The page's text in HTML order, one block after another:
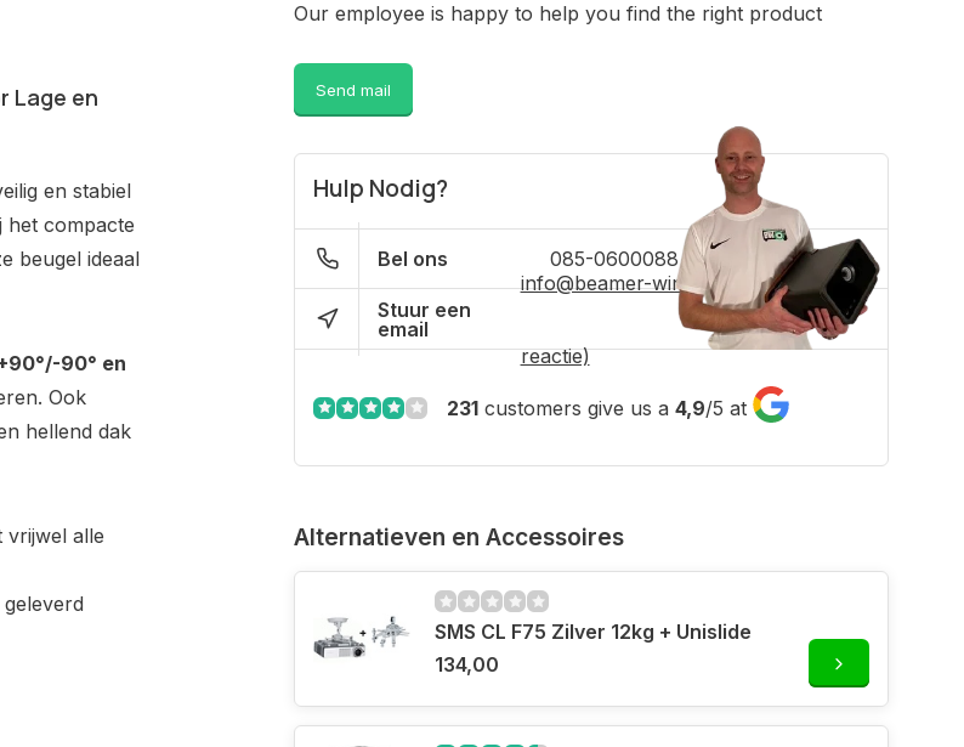
Lage en
en stabiel
het compacte
beugel ideaal
90° en
Ook
hellend dak
vrijwel alle
Our employee is happy to help you find the right product
Send mail
Hulp Nodig?
Bel ons 085-0600088
Stuur een
email
info@beamer-winkel.nl (binnen 4 uur
reactie)
231 customers give us a 4,9/5 at
Alternatieven en Accessoires
SMS CL F75 Zilver 12kg + Unislide
134,00